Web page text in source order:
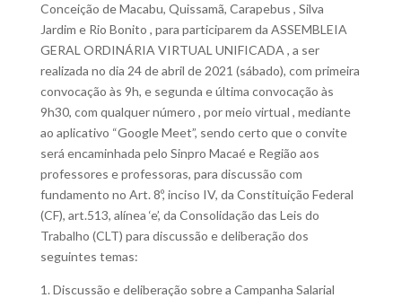
Conceição de Macabu, Quissamã, Carapebus , Silva
Jardim e Rio Bonito , para participarem da ASSEMBLEIA
GERAL ORDINÁRIA VIRTUAL UNIFICADA , a ser
realizada no dia 24 de abril de 2021 (sábado), com primeira
convocação às 9h, e segunda e última convocação às
9h30, com qualquer número , por meio virtual , mediante
ao aplicativo “Google Meet”, sendo certo que o convite
será encaminhada pelo Sinpro Macaé e Região aos
professores e professoras, para discussão com
fundamento no Art. 8º, inciso IV, da Constituição Federal
(CF), art.513, alínea ‘e’, da Consolidação das Leis do
Trabalho (CLT) para discussão e deliberação dos
seguintes temas:
1. Discussão e deliberação sobre a Campanha Salarial